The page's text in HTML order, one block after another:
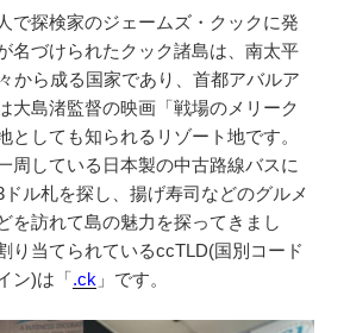
で探検家のジェームズ・クックに発
名づけられたクック諸島は、南太平
から成る国家であり、首都アバルア
大島渚監督の映画「戦場のメリーク
としても知られるリゾート地です。
周している日本製の中古路線バスに
ル札を探し、揚げ寿司などのグルメ
を訪れて島の魅力を探ってきまし
り当てられているccTLD(国別コード
ン)は「.ck 」です。